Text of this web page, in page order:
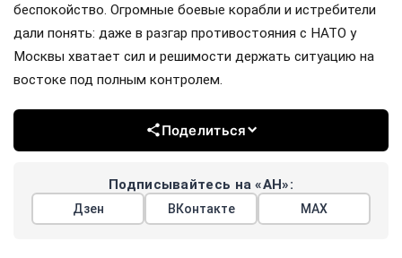
беспокойство. Огромные боевые корабли и истребители
дали понять: даже в разгар противостояния с НАТО у
Москвы хватает сил и решимости держать ситуацию на
востоке под полным контролем.
Поделиться
Подписывайтесь на «АН»:
Дзен ВКонтакте МАХ